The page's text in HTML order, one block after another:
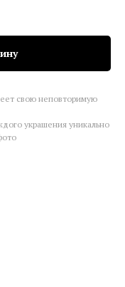
свою неповторимую
украшения уникально